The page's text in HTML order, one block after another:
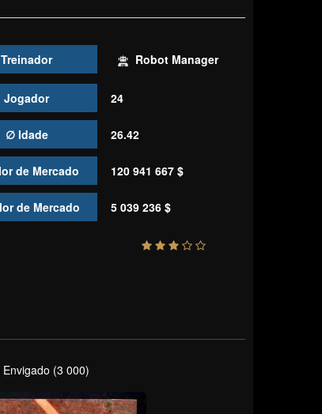
Treinador Robot Manager
Jogador 24
∅ Idade 26.42
de Mercado 120 941 667 $
de Mercado 5 039 236 $
Envigado (3 000)